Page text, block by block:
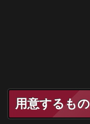
用意するもの